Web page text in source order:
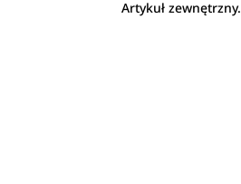
Artykuł zewnętrzny.